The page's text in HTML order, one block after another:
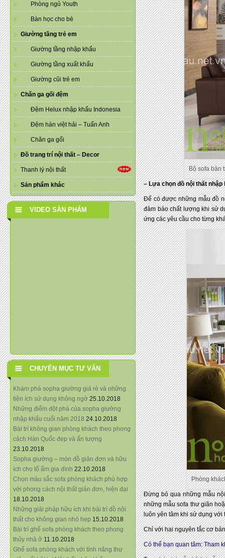
Phòng ngủ Youth
Bàn học cho bé
Giường tầng trẻ em
Giường tầng nhập khẩu
Giường tầng xuất khẩu
Giường cũi trẻ em
Chăn ga gối đệm
Đệm Helux nhập khẩu Indonesia
Đệm hàn việt hải – Tuấn Anh
Chăn ga gối
Đồ trang trí nội thất – Decor
Thanh lý nội thất
Sản phẩm khác
VIDEO SẢN PHẨM
CHUYÊN MỤC TƯ VẤN
Khám phá sopha giường giá rẻ và những
tiện ích sử dụng không ngờ 25.10.2018
Những điểm đột phá của sopha giường
nhập khẩu cuối năm 2018 24.10.2018
Bài trí không gian phòng khách theo phong
cách Hàn Quốc đẹp và ấn tượng
23.10.2018
Sopha giường – món đồ giản đơn và hữu
ích cho tổ ấm gia đình 22.10.2018
Chọn màu sắc sofa phòng khách phù hợp
với phong cách nội thất giản đơn, hiện đại
18.10.2018
Những giải pháp hữu ích khi bài trí đồ nội
thất cho không gian nhỏ hẹp 15.10.2018
Bài trí ghế sofa phòng khách theo phong
thủy nhà ở 11.10.2018
Ghế sofa phòng khách với tính năng thư
Bộ sofa bàn
– Lựa chọn đồ nội thất
Để có được những mẫu đồ
đảm bảo chất lượng khi sử
ứng các yêu cầu cho từng
Phòng
Đừng bỏ qua những mẫu
những mẫu sofa thư giãn
luôn yên tâm khi sử dụng với
Chỉ với hai nguyên tắc cơ
Có thể bạn quan tâm:Tham